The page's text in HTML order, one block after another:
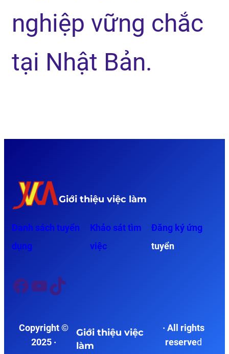
nghiệp vững chắc
tại Nhật Bản.
Giới thiệu việc làm
Danh sách tuyển
dụng
Khảo sáttìm
việc
Đăng ký ứng
tuyển
Facebook
YouTube
TikTok
Copyright ©
2025 ·
Giới thiệu việc
làm
· All rights
reserved